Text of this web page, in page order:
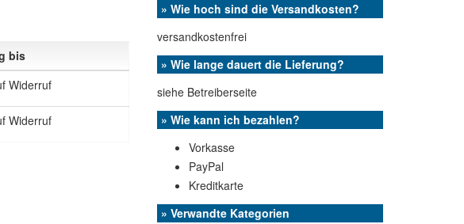
bis
Widerruf
Widerruf
» Wie hoch sind die Versandkosten?
versandkostenfrei
» Wie lange dauert die Lieferung?
siehe Betreiberseite
» Wie kann ich bezahlen?
Vorkasse
PayPal
Kreditkarte
» Verwandte Kategorien